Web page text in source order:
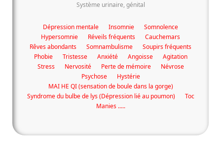
Système urinaire, génital
Dépression mentale Insomnie
Somnolence
Hypersomnie
Réveils fréquents
Cauchemars
Rêves abondants
Somnambulisme
Soupirs fréquents
Phobie
Tristesse Anxiété Angoisse
Agitation
Stress
Nervosité Perte de mémoire
Névrose
Psychose
Hystérie
MAI HE QI (sensation de boule dans la gorge)
Syndrome du bulbe de lys (Dépression lié au poumon)
Toc
Manies .....